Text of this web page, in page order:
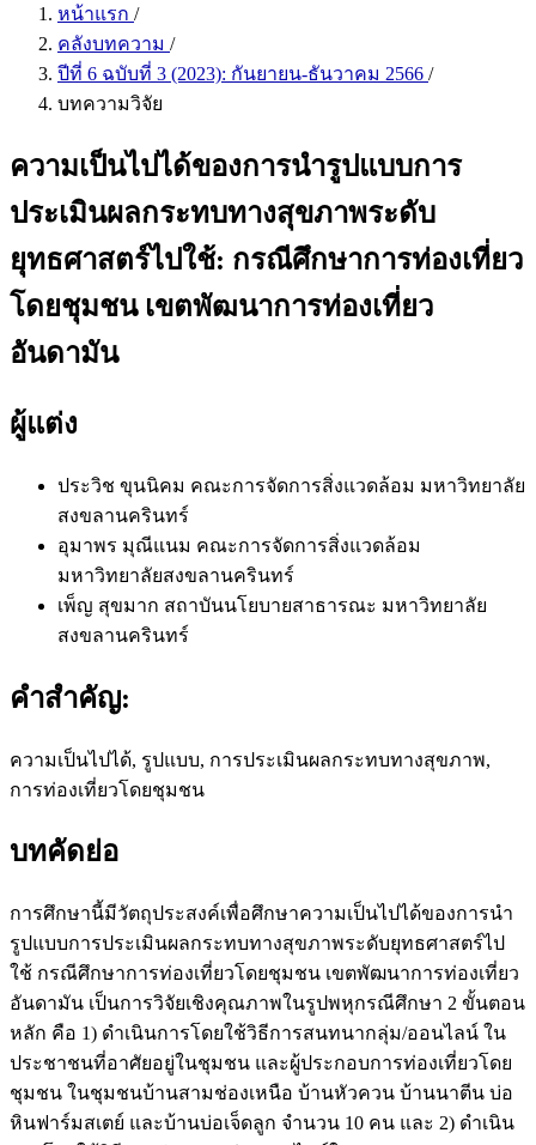
หน้าแรก /
คลังบทความ /
ปีที่ 6 ฉบับที่ 3 (2023): กันยายน-ธันวาคม 2566 /
บทความวิจัย
ความเป็นไปได้ของการนำรูปแบบการ
ประเมินผลกระทบทางสุขภาพระดับ
ยุทธศาสตร์ไปใช้: กรณีศึกษาการท่องเที่ยว
โดยชุมชน เขตพัฒนาการท่องเที่ยว
อันดามัน
ผู้แต่ง
ประวิช ขุนนิคม คณะการจัดการสิ่งแวดล้อม มหาวิทยาลัย
สงขลานครินทร์
อุมาพร มุณีแนม คณะการจัดการสิ่งแวดล้อม
มหาวิทยาลัยสงขลานครินทร์
เพ็ญ สุขมาก สถาบันนโยบายสาธารณะ มหาวิทยาลัย
สงขลานครินทร์
คำสำคัญ:
ความเป็นไปได้, รูปแบบ, การประเมินผลกระทบทางสุขภาพ,
การท่องเที่ยวโดยชุมชน
บทคัดย่อ
การศึกษานี้มีวัตถุประสงค์เพื่อศึกษาความเป็นไปได้ของการนำ
รูปแบบการประเมินผลกระทบทางสุขภาพระดับยุทธศาสตร์ไป
ใช้ กรณีศึกษาการท่องเที่ยวโดยชุมชน เขตพัฒนาการท่องเที่ยว
อันดามัน เป็นการวิจัยเชิงคุณภาพในรูปพหุกรณีศึกษา 2 ขั้นตอน
หลัก คือ 1) ดำเนินการโดยใช้วิธีการสนทนากลุ่ม/ออนไลน์ ใน
ประชาชนที่อาศัยอยู่ในชุมชน และผู้ประกอบการท่องเที่ยวโดย
ชุมชน ในชุมชนบ้านสามช่องเหนือ บ้านหัวควน บ้านนาตีน บ่อ
หินฟาร์มสเตย์ และบ้านบ่อเจ็ดลูก จำนวน 10 คน และ 2) ดำเนิน